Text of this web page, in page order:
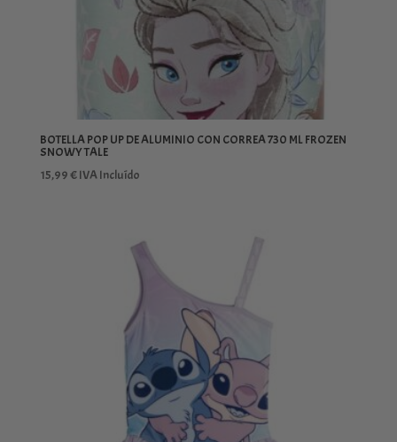
BOTELLA POP UP DE ALUMINIO CON CORREA 730 ML FROZEN
SNOWY TALE
15,99€IVA Incluído